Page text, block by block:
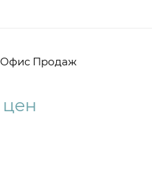
Офис Продаж